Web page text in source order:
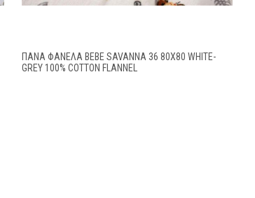
ΠΆΝΑ ΦΑΝΈΛΑ BEBE SAVANNA 36 80X80 WHITE-
GREY 100% COTTON FLANNEL